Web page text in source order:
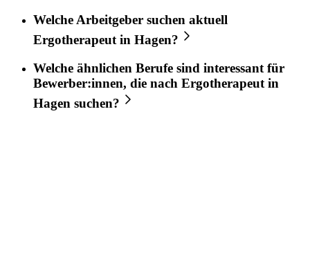
Welche Arbeitgeber suchen aktuell
Ergotherapeut in Hagen?
Welche ähnlichen Berufe sind interessant für
Bewerber:innen, die nach Ergotherapeut in
Hagen suchen?